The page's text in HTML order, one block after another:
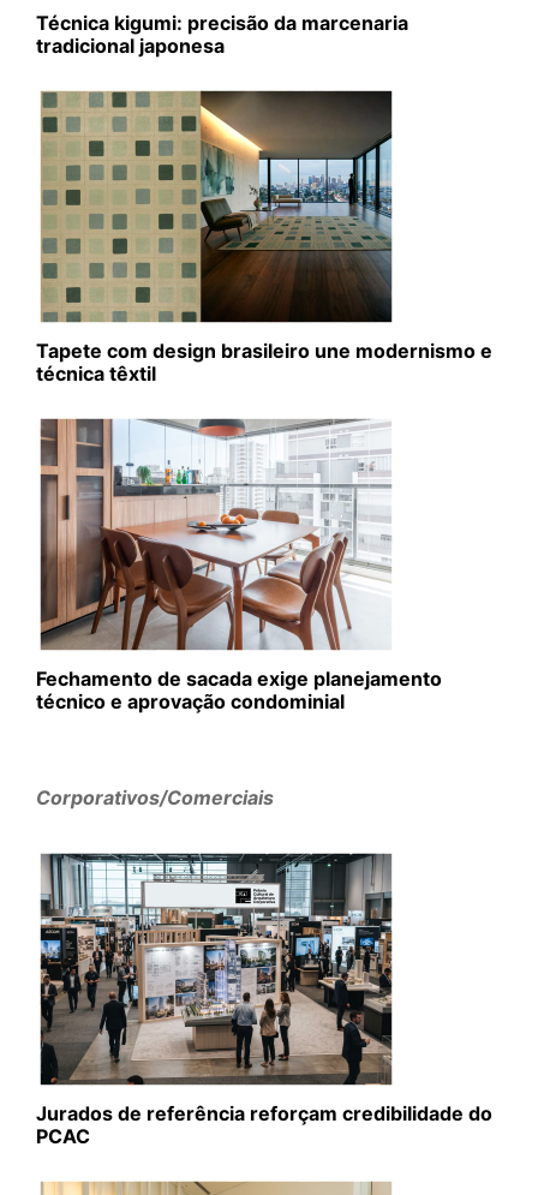
Técnica kigumi: precisão da marcenaria
tradicional japonesa
Tapete com design brasileiro une modernismo e
técnica têxtil
Fechamento de sacada exige planejamento
técnico e aprovação condominial
Corporativos/Comerciais
Jurados de referência reforçam credibilidade do
PCAC